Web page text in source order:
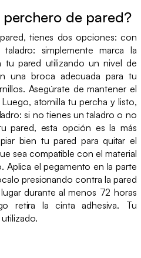
de pared?
tienes dos opciones: con
simplemente marca la
tu pared utilizando un nivel de
una broca adecuada para tu
Asegúrate de mantener el
atornilla tu percha y listo,
si no tienes un taladro o no
pared, esta opción es la más
bien tu pared para quitar el
sea compatible con el material
Aplica el pegamento en la parte
presionando contra la pared
durante al menos 72 horas
retira la cinta adhesiva. Tu